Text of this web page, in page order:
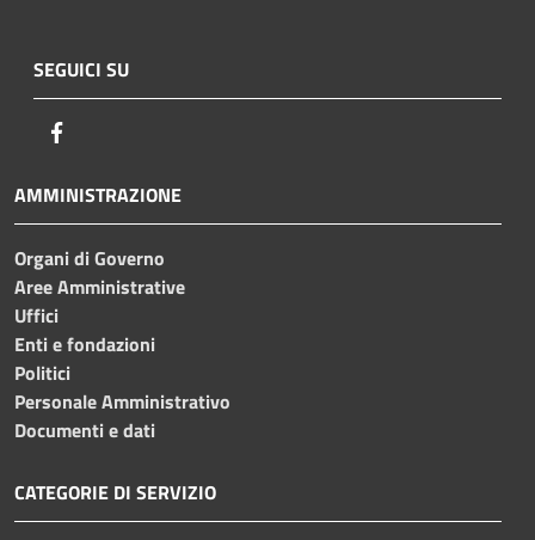
SEGUICI SU
AMMINISTRAZIONE
Organi di Governo
Aree Amministrative
Uffici
Enti e fondazioni
Politici
Personale Amministrativo
Documenti e dati
CATEGORIE DI SERVIZIO